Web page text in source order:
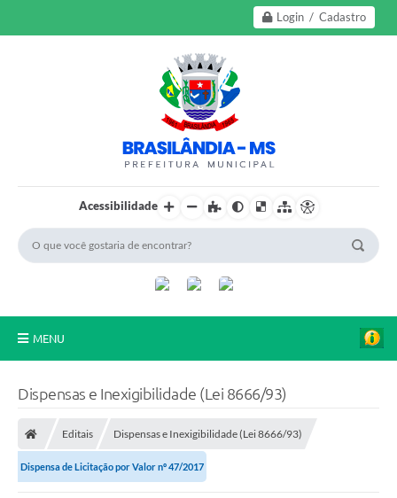
Login / Cadastro
Acessibilidade
MENU
Legislação
Transparência
Dispensas e Inexigibilidade (Lei 8666/93)
Editais Dispensas e Inexigibilidade (Lei 8666/93)
Dispensa de Licitação por Valor nº 47/2017